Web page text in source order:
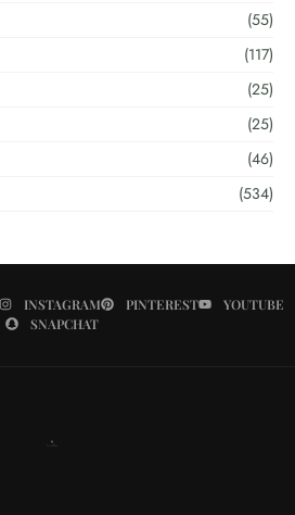
(55)
(117)
(25)
(25)
(46)
(534)
INSTAGRAM PINTEREST
YOUTUBE
SNAPCHAT